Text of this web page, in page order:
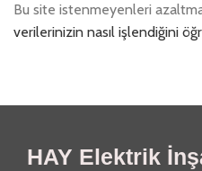
Bu site istenmeyenleri
verilerinizin nasıl işlendiğini
HAY Elektrik